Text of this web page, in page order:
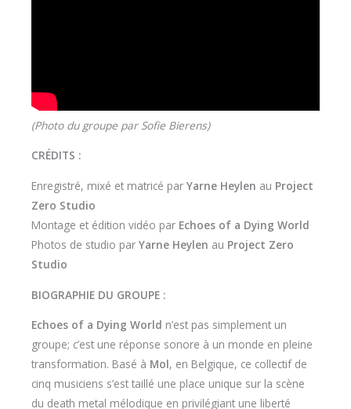
(Photo du groupe par Sofie Bierens)
CRÉDITS :
Enregistré, mixé et matricé par Yarne Heylen au Project
Zero Studio
Montage et édition vidéo par Echoes of a Dying World
Photos de studio par Yarne Heylen au Project Zero
Studio
BIOGRAPHIE DU GROUPE :
Echoes of a Dying World n’est pas simplement un
groupe; c’est une réponse sonore à un monde en pleine
transformation. Basé à Mol, en Belgique, ce collectif de
cinq musiciens s’est taillé une place unique sur la scène
du death metal mélodique en privilégiant une liberté